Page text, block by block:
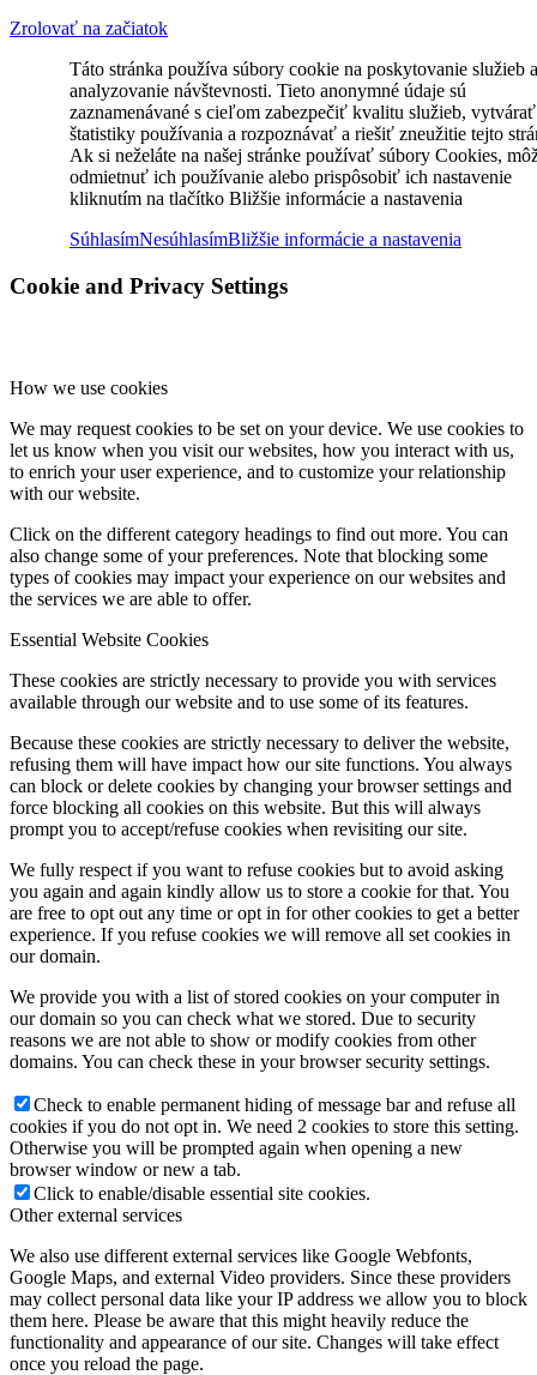
Zrolovať na začiatok
Táto stránka používa súbory cookie na poskytovanie služieb a
analyzovanie návštevnosti. Tieto anonymné údaje sú
zaznamenávané s cieľom zabezpečiť kvalitu služieb, vytvárať
štatistiky používania a rozpoznávať a riešiť zneužitie tejto
Ak si neželáte na našej stránke používať súbory Cookies,
odmietnuť ich používanie alebo prispôsobiť ich nastavenie
kliknutím na tlačítko Bližšie informácie a nastavenia
SúhlasímNesúhlasímBližšie informácie a nastavenia
Cookie and Privacy Settings
How we use cookies
We may request cookies to be set on your device. We use cookies to
let us know when you visit our websites, how you interact with us,
to enrich your user experience, and to customize your relationship
with our website.
Click on the different category headings to find out more. You can
also change some of your preferences. Note that blocking some
types of cookies may impact your experience on our websites and
the services we are able to offer.
Essential Website Cookies
These cookies are strictly necessary to provide you with services
available through our website and to use some of its features.
Because these cookies are strictly necessary to deliver the website,
refusing them will have impact how our site functions. You always
can block or delete cookies by changing your browser settings and
force blocking all cookies on this website. But this will always
prompt you to accept/refuse cookies when revisiting our site.
We fully respect if you want to refuse cookies but to avoid asking
you again and again kindly allow us to store a cookie for that. You
are free to opt out any time or opt in for other cookies to get a better
experience. If you refuse cookies we will remove all set cookies in
our domain.
We provide you with a list of stored cookies on your computer in
our domain so you can check what we stored. Due to security
reasons we are not able to show or modify cookies from other
domains. You can check these in your browser security settings.
Check to enable permanent hiding of message bar and refuse all
cookies if you do not opt in. We need 2 cookies to store this setting.
Otherwise you will be prompted again when opening a new
browser window or new a tab.
Click to enable/disable essential site cookies.
Other external services
We also use different external services like Google Webfonts,
Google Maps, and external Video providers. Since these providers
may collect personal data like your IP address we allow you to block
them here. Please be aware that this might heavily reduce the
functionality and appearance of our site. Changes will take effect
once you reload the page.